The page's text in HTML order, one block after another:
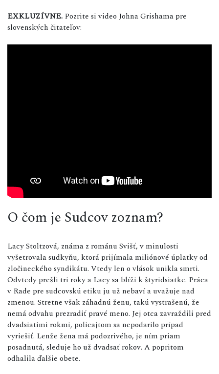
EXKLUZÍVNE. Pozrite si video Johna Grishama pre
slovenských čitateľov:
O čom je Sudcov zoznam?
Lacy Stoltzová, známa z románu Svišť, v minulosti
vyšetrovala sudkyňu, ktorá prijímala miliónové úplatky od
zločineckého syndikátu. Vtedy len o vlások unikla smrti.
Odvtedy prešli tri roky a Lacy sa blíži k štyridsiatke. Práca
v Rade pre sudcovskú etiku ju už nebaví a uvažuje nad
zmenou. Stretne však záhadnú ženu, takú vystrašenú, že
nemá odvahu prezradiť pravé meno. Jej otca zavraždili pred
dvadsiatimi rokmi, policajtom sa nepodarilo prípad
vyriešiť. Lenže žena má podozrivého, je ním priam
posadnutá, sleduje ho už dvadsať rokov. A popritom
odhalila ďalšie obete.